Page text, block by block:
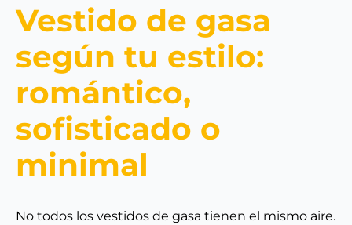
Vestido de gasa
según tu estilo:
romántico,
sofisticado o
minimal
No todos los vestidos de gasa tienen el mismo aire.